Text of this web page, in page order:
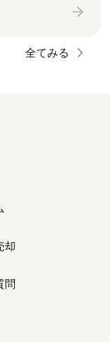
全てみる
却
問